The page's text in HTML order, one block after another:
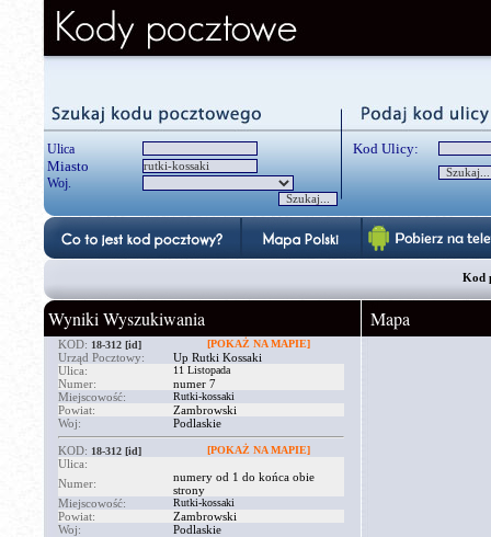
Ulica
Miasto
Woj.
Kod Ulicy:
Kod
Wyniki Wyszukiwania
KOD: 18-312 [id] [POKAŻ NA MAPIE]
Urząd Pocztowy:
Up Rutki Kossaki
Ulica:
11 Listopada
Numer:
numer 7
Miejscowość:
Rutki-kossaki
Powiat:
Zambrowski
Woj:
Podlaskie
KOD: 18-312 [id] [POKAŻ NA MAPIE]
Ulica:
Numer:
numery od 1 do końca obie
strony
Miejscowość:
Rutki-kossaki
Powiat:
Zambrowski
Woj:
Podlaskie
Mapa